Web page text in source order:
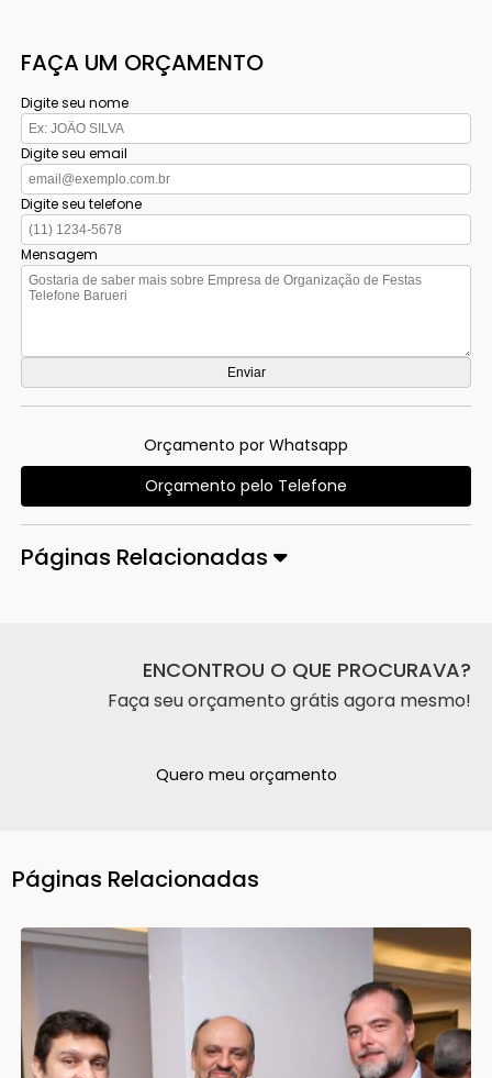
FAÇA UM ORÇAMENTO
Digite seu nome
Digite seu email
Digite seu telefone
Mensagem
Orçamento por Whatsapp
Orçamento pelo Telefone
Páginas Relacionadas
ENCONTROU O QUE PROCURAVA?
Faça seu orçamento grátis agora mesmo!
Quero meu orçamento
Páginas Relacionadas